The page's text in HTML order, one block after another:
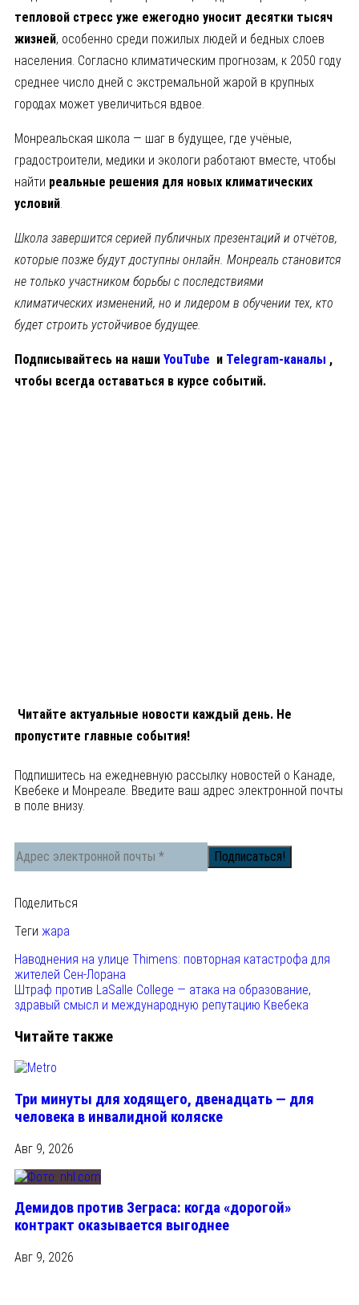
тепловой стресс уже ежегодно уносит десятки тысяч
жизней, особенно среди пожилых людей и бедных слоев
населения. Согласно климатическим прогнозам, к 2050 году
среднее число дней с экстремальной жарой в крупных
городах может увеличиться вдвое.
Монреальская школа — шаг в будущее, где учёные,
градостроители, медики и экологи работают вместе, чтобы
найти реальные решения для новых климатических
условий.
Школа завершится серией публичных презентаций и отчётов,
которые позже будут доступны онлайн. Монреаль становится
не только участником борьбы с последствиями
климатических изменений, но и лидером в обучении тех, кто
будет строить устойчивое будущее.
Подписывайтесь на наши YouTube и Telegram-каналы ,
чтобы всегда оставаться в курсе событий.
Читайте актуальные новости каждый день. Не
пропустите главные события!
Подпишитесь на ежедневную рассылку новостей о Канаде,
Квебеке и Монреале. Введите ваш адрес электронной почты
в поле внизу.
Поделиться
Теги жара
Наводнения на улице Thimens: повторная катастрофа для
жителей Сен-Лорана
Штраф против LaSalle College — атака на образование,
здравый смысл и международную репутацию Квебека
Читайте также
Три минуты для ходящего, двенадцать — для
человека в инвалидной коляске
Авг 9, 2026
Демидов против Зеграса: когда «дорогой»
контракт оказывается выгоднее
Авг 9, 2026